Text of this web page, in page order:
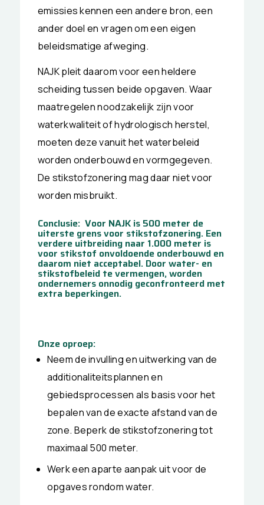
emissies kennen een andere bron, een
ander doel en vragen om een eigen
beleidsmatige afweging.
NAJK pleit daarom voor een heldere
scheiding tussen beide opgaven. Waar
maatregelen noodzakelijk zijn voor
waterkwaliteit of hydrologisch herstel,
moeten deze vanuit het waterbeleid
worden onderbouwd en vormgegeven.
De stikstofzonering mag daar niet voor
worden misbruikt.
Conclusie: Voor NAJK is 500 meter de
uiterste grens voor stikstofzonering. Een
verdere uitbreiding naar 1.000 meter is
voor stikstof onvoldoende onderbouwd en
daarom niet acceptabel. Door water- en
stikstofbeleid te vermengen, worden
ondernemers onnodig geconfronteerd met
extra beperkingen.
Onze oproep:
Neem de invulling en uitwerking van de
additionaliteitsplannen en
gebiedsprocessen als basis voor het
bepalen van de exacte afstand van de
zone. Beperk de stikstofzonering tot
maximaal 500 meter.
Werk een aparte aanpak uit voor de
opgaves rondom water.